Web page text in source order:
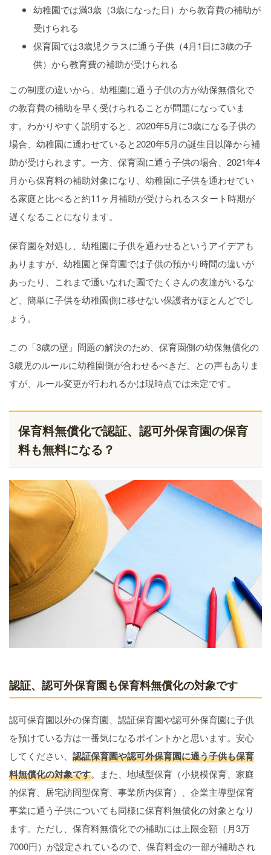
幼稚園では満3歳（3歳になった日）から教育費の補助が
受けられる
保育園では3歳児クラスに通う子供（4月1日に3歳の子
供）から教育費の補助が受けられる
この制度の違いから、幼稚園に通う子供の方が幼保無償化で
の教育費の補助を早く受けられることが問題になっていま
す。わかりやすく説明すると、2020年5月に3歳になる子供の
場合、幼稚園に通わせていると2020年5月の誕生日以降から補
助が受けられます。一方、保育園に通う子供の場合、2021年4
月から保育料の補助対象になり、幼稚園に子供を通わせてい
る家庭と比べると約11ヶ月補助が受けられるスタート時期が
遅くなることになります。
保育園を対処し、幼稚園に子供を通わせるというアイデアも
ありますが、幼稚園と保育園では子供の預かり時間の違いが
あったり、これまで通いなれた園でたくさんの友達がいるな
ど、簡単に子供を幼稚園側に移せない保護者がほとんどでし
ょう。
この「3歳の壁」問題の解決のため、保育園側の幼保無償化の
3歳児のルールに幼稚園側が合わせるべきだ、との声もありま
すが、ルール変更が行われるかは現時点では未定です。
保育料無償化で認証、認可外保育園の保育
料も無料になる？
認証、認可外保育園も保育料無償化の対象です
認可保育園以外の保育園、認証保育園や認可外保育園に子供
を預けている方は一番気になるポイントかと思います。安心
してください、 認証保育園や認可外保育園に通う子供も保育
料無償化の対象です。また、地域型保育（小規模保育、家庭
的保育、居宅訪問型保育、事業所内保育）、企業主導型保育
事業に通う子供についても同様に保育料無償化の対象となり
ます。ただし、保育料無償化での補助には上限金額（月3万
7000円）が設定されているので、保育料金の一部が補助され